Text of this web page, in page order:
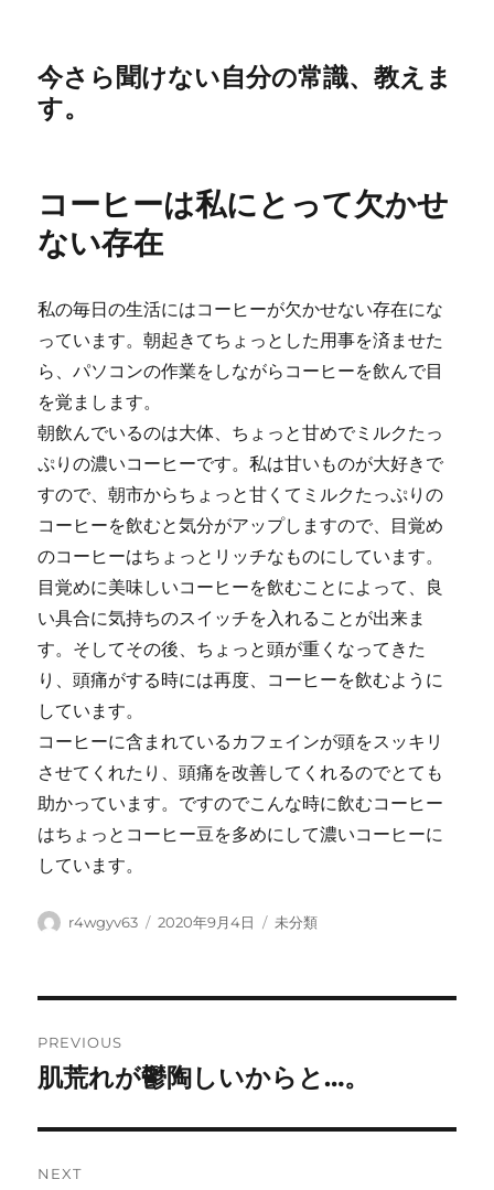
今さら聞けない自分の常識、教えま
す。
コーヒーは私にとって欠かせ
ない存在
私の毎日の生活にはコーヒーが欠かせない存在にな
っています。朝起きてちょっとした用事を済ませた
ら、パソコンの作業をしながらコーヒーを飲んで目
を覚まします。
朝飲んでいるのは大体、ちょっと甘めでミルクたっ
ぷりの濃いコーヒーです。私は甘いものが大好きで
すので、朝市からちょっと甘くてミルクたっぷりの
コーヒーを飲むと気分がアップしますので、目覚め
のコーヒーはちょっとリッチなものにしています。
目覚めに美味しいコーヒーを飲むことによって、良
い具合に気持ちのスイッチを入れることが出来ま
す。そしてその後、ちょっと頭が重くなってきた
り、頭痛がする時には再度、コーヒーを飲むように
しています。
コーヒーに含まれているカフェインが頭をスッキリ
させてくれたり、頭痛を改善してくれるのでとても
助かっています。ですのでこんな時に飲むコーヒー
はちょっとコーヒー豆を多めにして濃いコーヒーに
しています。
Author
r4wgyv63
Posted
2020年9月4日 Categories
未分類
navigation
PREVIOUS
Previous
肌荒れが鬱陶しいからと…。
NEXT